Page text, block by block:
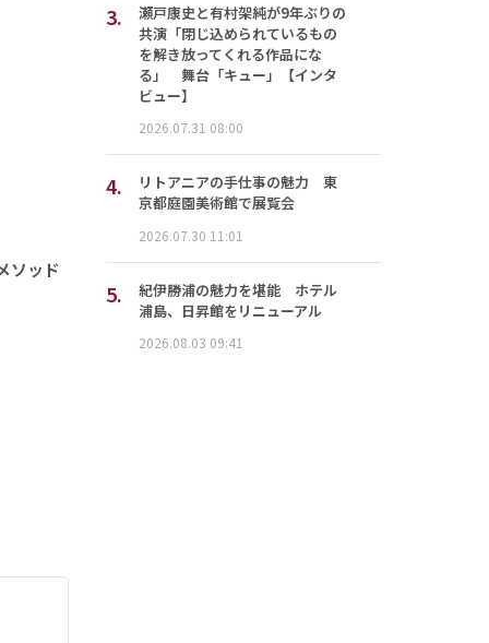
ソッド
3.
瀬戸康史と有村架純が9年ぶりの
共演「閉じ込められているもの
を解き放ってくれる作品にな
る」 舞台「キュー」【インタ
ビュー】
2026.07.31 08:00
4.
リトアニアの手仕事の魅力 東
京都庭園美術館で展覧会
2026.07.30 11:01
5.
紀伊勝浦の魅力を堪能 ホテル
浦島、日昇館をリニューアル
2026.08.03 09:41